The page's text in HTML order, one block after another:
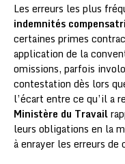
Les erreurs les plus
indemnités
certaines primes
application de la
omissions, parfois
contestation dès lors
l’écart entre ce qu’il a
Ministère du Travail
leurs obligations en la
à enrayer les erreurs de